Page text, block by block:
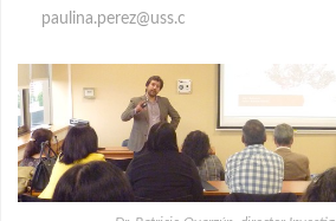
paulina.perez@uss.c